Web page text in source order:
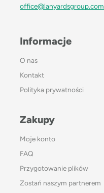
office@lanyardsgroup.com
Informacje
O nas
Kontakt
Polityka prywatności
Zakupy
Moje konto
FAQ
Przygotowanie plików
Zostań naszym partnerem